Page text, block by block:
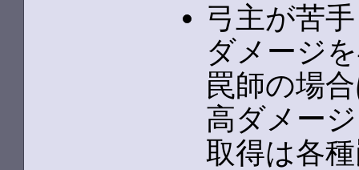
弓主が苦
ダメージ
罠師の場
高ダメー
取得は各